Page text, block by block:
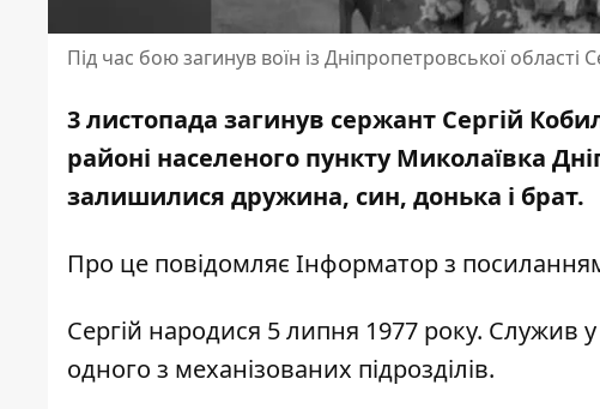
Під час бою загинув воїн із Дніпропетровської області
3 листопада загинув сержант Сергій
районі населеного пункту Миколаївка
залишилися дружина, син, донька і брат.
Про це повідомляє Інформатор з
Сергій народися 5 липня 1977 року. Служив
одного з механізованих підрозділів.